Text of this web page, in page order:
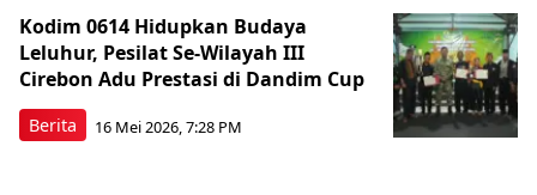
Berita
Kodim 0614 Hidupkan Budaya
Leluhur, Pesilat Se-Wilayah III
Cirebon Adu Prestasi di Dandim Cup
16 Mei 2026, 7:28 PM